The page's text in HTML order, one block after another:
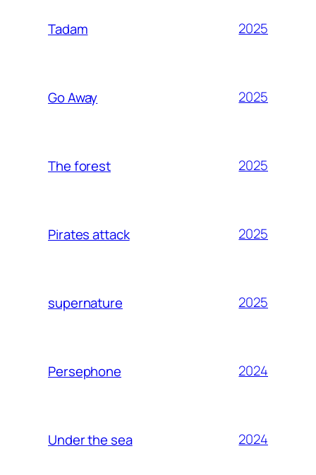
Tadam 2025
Go Away 2025
The forest 2025
Pirates attack 2025
supernature 2025
Persephone 2024
Under the sea 2024